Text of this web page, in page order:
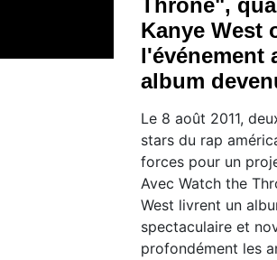
Throne",
Kanye West
l'événement
album
Le 8 août 2011,
stars du rap
forces pour un
Avec Watch the
West livrent un
spectaculaire et
profondément les